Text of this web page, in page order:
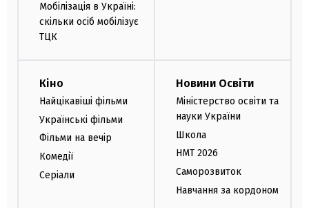
Мобілізація в Україні:
скільки осіб мобілізує
ТЦК
Кіно
Найцікавіші фільми
Українські фільми
Фільми на вечір
Комедії
Серіали
Новини Освіти
Міністерство освіти та
науки України
Школа
НМТ 2026
Саморозвиток
Навчання за кордоном